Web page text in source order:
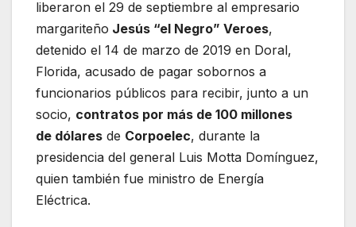
liberaron el 29 de septiembre al empresario
margariteño Jesús “el Negro” Veroes,
detenido el 14 de marzo de 2019 en Doral,
Florida, acusado de pagar sobornos a
funcionarios públicos para recibir, junto a un
socio, contratos por más de 100 millones
de dólares de Corpoelec, durante la
presidencia del general Luis Motta Domínguez,
quien también fue ministro de Energía
Eléctrica.